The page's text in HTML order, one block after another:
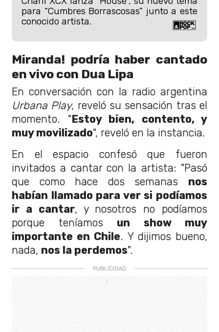
para “Cumbres Borrascosas” junto a este
conocido artista.
Miranda! podría haber cantado
en vivo con Dua Lipa
En conversación con la radio argentina
Urbana Play, reveló su sensación tras el
momento. "Estoy bien, contento, y
muy movilizado", reveló en la instancia.
En el espacio confesó que fueron
invitados a cantar con la artista: "Pasó
que como hace dos semanas nos
habían llamado para ver si podíamos
ir a cantar, y nosotros no podíamos
porque teníamos un show muy
importante en Chile. Y dijimos bueno,
nada, nos la perdemos".